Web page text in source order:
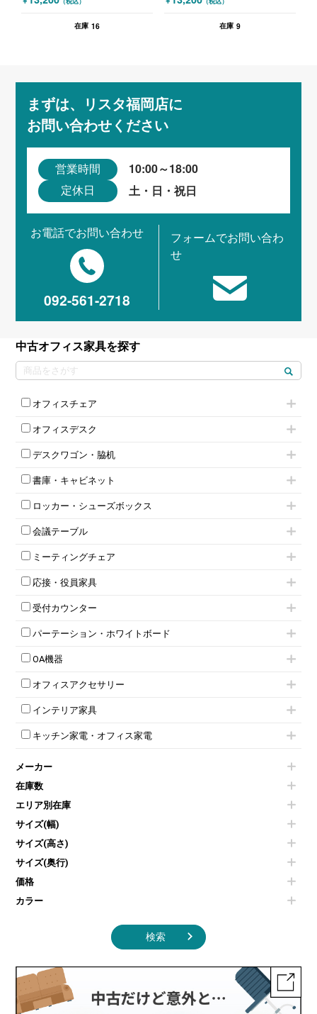
在庫 16 在庫 9
まずは、リスタ福岡店に
お問い合わせください
営業時間 10:00～18:00
定休日 土・日・祝日
お電話でお問い合わせ
092-561-2718
フォームでお問い合わ
せ
中古オフィス家具を探す
オフィスチェア
肘無しチェア
役員チェア
高級チェア（多機能チェア）
オフィスチェアその他
オフィスデスク
フリーアドレスデスク（ベンチデスク）
昇降デスク
オフィスデスクその他
両袖机
デスクワゴン・脇机
インワゴン2段
インワゴン3段
脇机
ワゴンその他
書庫・キャビネット
ハイキャビネット
ローキャビネット
両開きキャビネット
スチールキャビネット
上下連結キャビネット
軽量ラック（スチールラック）
収納家具その他
両開書庫
ラテラル書庫
ロッカー・シューズボックス
1人用ロッカー
2人用ロッカー
3人用ロッカー
4人用ロッカー
5人用ロッカー
8人用ロッカー
多人数ロッカー
ダイヤル錠ロッカー
ダイヤル錠ロッカー
ワードローブ・クローゼット
会議テーブル
スタッキングテーブル
ネスティングテーブル
幕板付テーブル
カウンターテーブル
T字脚テーブル
会議テーブルW1200～
会議テーブルW1800～
平行スタックテーブル
会議テーブルその他
ミーティングチェア
キャスター付きミーティングチェア
スタッキングミーティングチェア
テーブル付きミーティングチェア
ネスティングミーティングチェア
折りたたみミーティングチェア
ハイチェア
ミーティングチェアその他
応接・役員家具
応接セット
応接ソファ
応接チェア
応接テーブル
応接・役員家具その他
受付カウンター
ローカウンター
ラウンジカウンター
受付カウンターその他
パーテーション・ホワイトボード
パーテーション
自立タイプパーテーション
パーテーションその他
脚付ホワイトボード
壁掛けホワイトボード
ホワイトボードその他
OA機器
電話機（ビジネスフォン）
シュレッダー
プロジェクター
スクリーン
その他OA機器
オフィスアクセサリー
チェア用台車
演台・講演台・演説台
防音パネル
個室ブース
コートハンガー・ポールハンガー
傘立て
食器棚・キッチンキャビネット
カタログスタンド
オフィスアクセサリーその他
インテリア家具
モールドチェア
ダイニングチェア
カウンターテーブル
センターテーブル・サイドテーブル
ベンチ・スツール
ソファ
シェルフ
ダストボックス（ゴミ箱）
インテリア家具その他
キッチン家電・オフィス家電
冷蔵庫・洗濯機
空気清浄機・加湿器
液晶テレビ・モニター類
エアコン
掃除機
季節家電
メーカー
在庫数
エリア別在庫
サイズ(幅)
サイズ(高さ)
サイズ(奥行)
価格
カラー
検索